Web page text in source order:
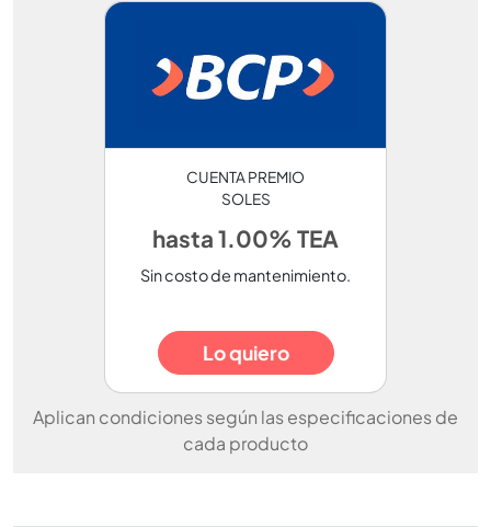
CUENTA PREMIO
SOLES
hasta 1.00% TEA
Sin costo de mantenimiento.
Lo quiero
Aplican condiciones según las especificaciones de
cada producto